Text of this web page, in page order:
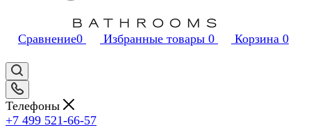
Сравнение0 Избранные товары 0 Корзина 0
Телефоны
+7 499 521-66-57